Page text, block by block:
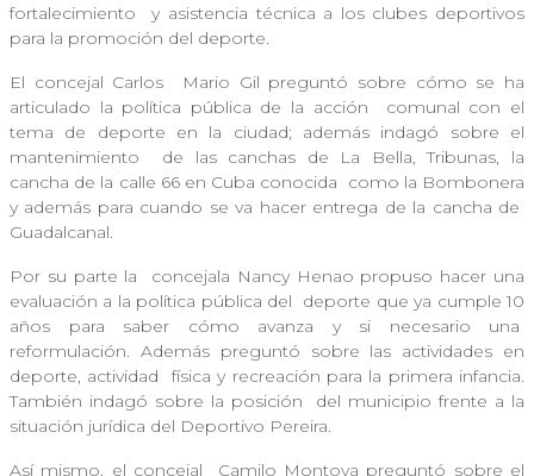
fortalecimiento
y asistencia técnica a los clubes deportivos
para la promoción del deporte.
El concejal Carlos
Mario Gil preguntó sobre cómo se ha
articulado la política pública de la acción
comunal con el
tema de deporte en la ciudad; además indagó sobre el
mantenimiento
de las canchas de La Bella, Tribunas, la
cancha de la calle 66 en Cuba conocida
como la Bombonera
y además para cuando se va hacer entrega de la cancha de
Guadalcanal.
Por su parte la
concejala Nancy Henao propuso hacer una
evaluación a la política pública del
deporte que ya cumple 10
años para saber cómo avanza y si necesario una
reformulación. Además preguntó sobre las actividades en
deporte, actividad
física y recreación para la primera infancia.
También indagó sobre la posición
del municipio frente a la
situación jurídica del Deportivo Pereira.
Así mismo, el concejal Camilo Montoya preguntó sobre el